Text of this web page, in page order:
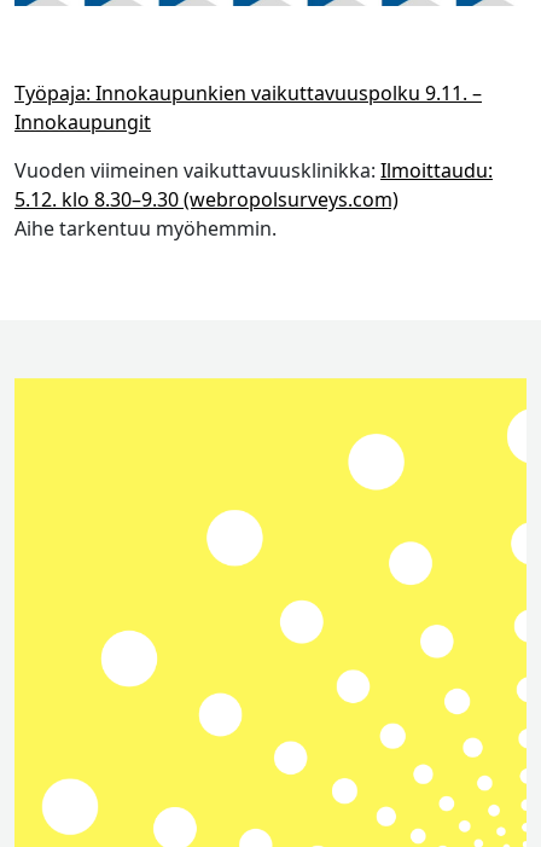
Työpaja: Innokaupunkien vaikuttavuuspolku 9.11. –
Innokaupungit
Vuoden viimeinen vaikuttavuusklinikka: Ilmoittaudu:
5.12. klo 8.30–9.30 (webropolsurveys.com)
Aihe tarkentuu myöhemmin.